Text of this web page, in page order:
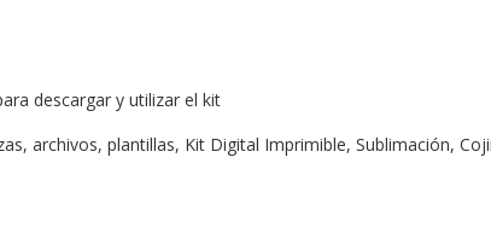
descargar y utilizar el kit
archivos, plantillas, Kit Digital Imprimible, Sublimación,